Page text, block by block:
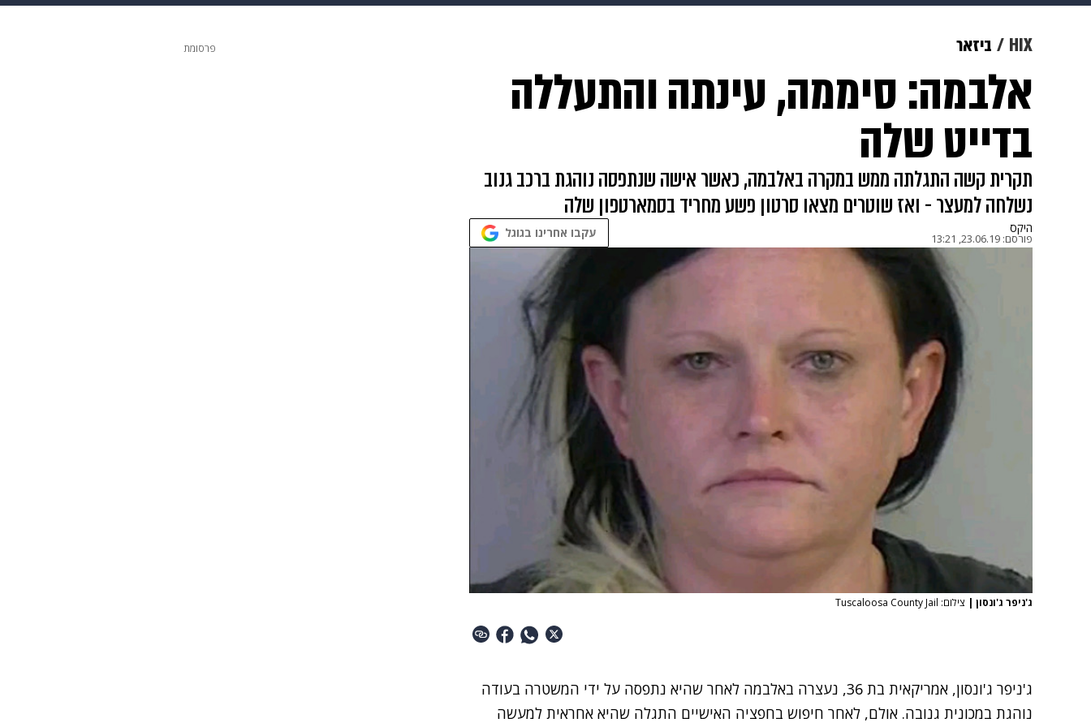
משפט תשעה חודשים מתכונים פרויקטים מיוחדים
HIX ביזאר
אלבמה: סיממה, עינתה והתעללה
בדייט שלה
תקרית קשה התגלתה ממש במקרה באלבמה, כאשר אישה שנתפסה נוהגת ברכב גנוב
נשלחה למעצר - ואז שוטרים מצאו סרטון פשע מחריד בסמארטפון שלה
היקס
פורסם: 23.06.19, 13:21 עקבו אחרינו בגוגל
ג'ניפר ג'ונסון | צילום: Tuscaloosa County Jail
ג'ניפר ג'ונסון, אמריקאית בת 36, נעצרה באלבמה לאחר שהיא נתפסה על ידי המשטרה בעודה
נוהגת במכונית גנובה. אולם, לאחר חיפוש בחפציה האישיים התגלה שהיא אחראית למעשה
פרסומת